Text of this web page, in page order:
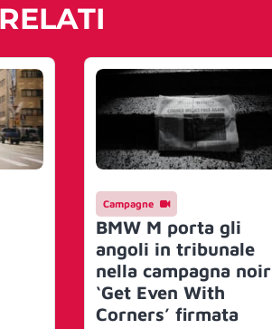
Campagne
BMW M porta gli
angoli in tribunale
nella campagna noir
‘Get Even With
Corners’ firmata